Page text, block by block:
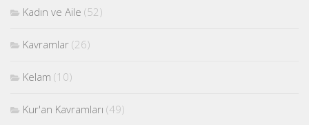
Kadın ve Aile (52)
Kavramlar (26)
Kelam (10)
Kur'an Kavramları (49)